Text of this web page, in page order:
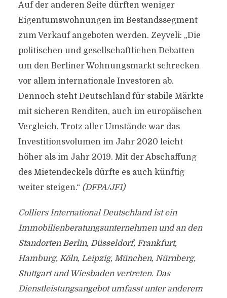
Auf der anderen Seite dürften weniger
Eigentumswohnungen im Bestandssegment
zum Verkauf angeboten werden. Zeyveli: „Die
politischen und gesellschaftlichen Debatten
um den Berliner Wohnungsmarkt schrecken
vor allem internationale Investoren ab.
Dennoch steht Deutschland für stabile Märkte
mit sicheren Renditen, auch im europäischen
Vergleich. Trotz aller Umstände war das
Investitionsvolumen im Jahr 2020 leicht
höher als im Jahr 2019. Mit der Abschaffung
des Mietendeckels dürfte es auch künftig
weiter steigen.“ (DFPA/JF1)
Colliers International Deutschland ist ein
Immobilienberatungsunternehmen und an den
Standorten Berlin, Düsseldorf, Frankfurt,
Hamburg, Köln, Leipzig, München, Nürnberg,
Stuttgart und Wiesbaden vertreten. Das
Dienstleistungsangebot umfasst unter anderem